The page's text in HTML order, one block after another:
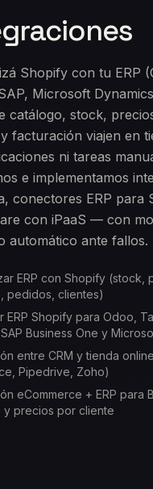
Shopify con tu ERP
Microsoft
catálogo, stock,
facturación viajen en
ni tareas
e implementamos
conectores ERP para
con iPaaS — con
automático ante fallos.
ERP con Shopify (stock,
pedidos, clientes)
ERP Shopify para Odoo,
Business One y
entre CRM y tienda
Pipedrive, Zoho)
eCommerce + ERP para
y precios por cliente